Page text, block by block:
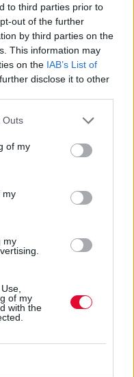
to third parties prior to
out of the further
by third parties on the
This information may
on the IAB’s List of
disclose it to other
Outs
of my
my
my
of my
with the